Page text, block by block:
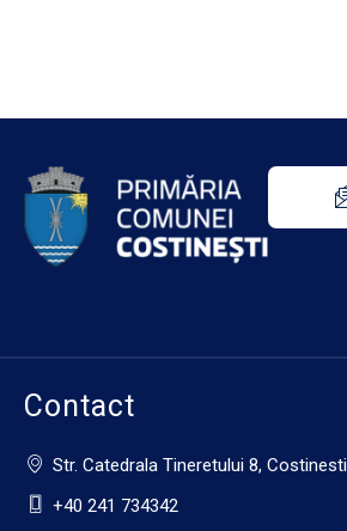
Contact
Str. Catedrala Tineretului 8, Costinesti
+40 241 734342